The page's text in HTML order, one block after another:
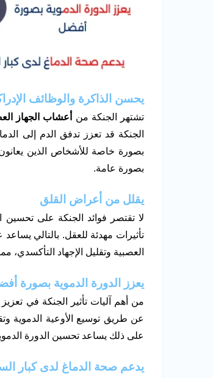
يحسن الذاكرة والوظائف
تشتهر الجنكة من أعشاب الجهاز
الجنكة قد تعزز تدفق الدم إلى
بصورة خاصة للأشخاص الذين
بصورة عامة.
يقلل من أعراض القلق
لا تقتصر فوائد الجنكة على
تأثيرات مهدئة للعقل. بالتالي
العصبية وتقليل الإجهاد التأكسدي،
يعزز الدورة الدموية بصورة
من أهم آليات تأثير الجنكة في
عن طريق توسيع الأوعية الدموية
على ذلك يساعد تحسين الدورة
يدعم صحة الدماغ لدى كبار